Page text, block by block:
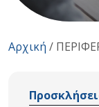
Αρχική /